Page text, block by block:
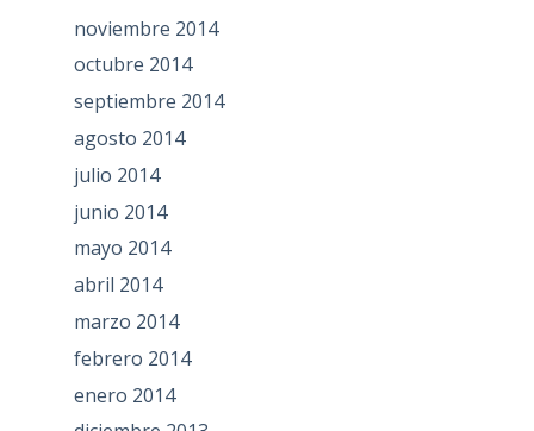
noviembre 2014
octubre 2014
septiembre 2014
agosto 2014
julio 2014
junio 2014
mayo 2014
abril 2014
marzo 2014
febrero 2014
enero 2014